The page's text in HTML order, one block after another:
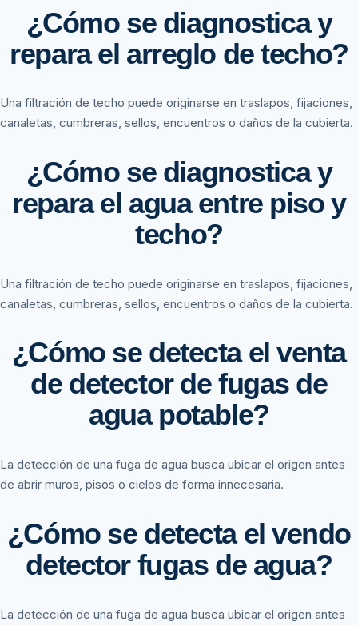
¿Cómo se diagnostica y
repara el arreglo de techo?
Una filtración de techo puede originarse en traslapos, fijaciones,
canaletas, cumbreras, sellos, encuentros o daños de la cubierta.
¿Cómo se diagnostica y
repara el agua entre piso y
techo?
Una filtración de techo puede originarse en traslapos, fijaciones,
canaletas, cumbreras, sellos, encuentros o daños de la cubierta.
¿Cómo se detecta el venta
de detector de fugas de
agua potable?
La detección de una fuga de agua busca ubicar el origen antes
de abrir muros, pisos o cielos de forma innecesaria.
¿Cómo se detecta el vendo
detector fugas de agua?
La detección de una fuga de agua busca ubicar el origen antes